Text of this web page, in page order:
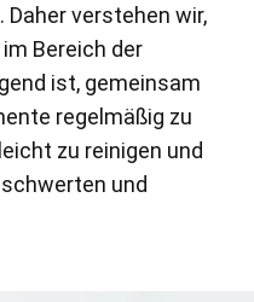
Daher verstehen wir,
Bereich der
ist, gemeinsam
regelmäßig zu
zu reinigen und
und